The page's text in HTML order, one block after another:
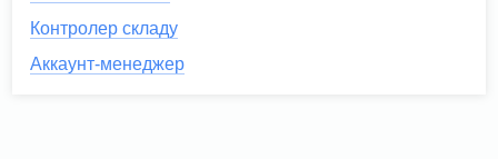
Контролер складу
Аккаунт-менеджер